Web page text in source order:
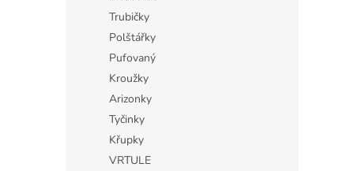
Trubičky
Polštářky
Pufovaný
Kroužky
Arizonky
Tyčinky
Křupky
VRTULE